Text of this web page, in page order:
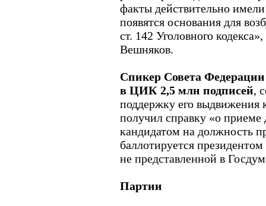
факты действительно
появятся основания для
ст. 142 Уголовного
Вешняков.
Спикер Совета
в ЦИК 2,5 млн подписей,
поддержку его выдвижения
получил справку «о приеме
кандидатом на должность
баллотируется
не представленной в
Партии